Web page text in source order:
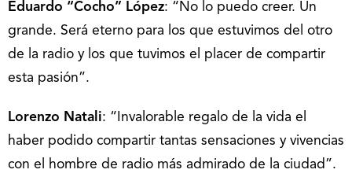
Eduardo “Cocho” López: “No lo puedo creer. Un
grande. Será eterno para los que estuvimos del otro
de la radio y los que tuvimos el placer de compartir
esta pasión”.
Lorenzo Natali: “Invalorable regalo de la vida el
haber podido compartir tantas sensaciones y vivencias
con el hombre de radio más admirado de la ciudad”.